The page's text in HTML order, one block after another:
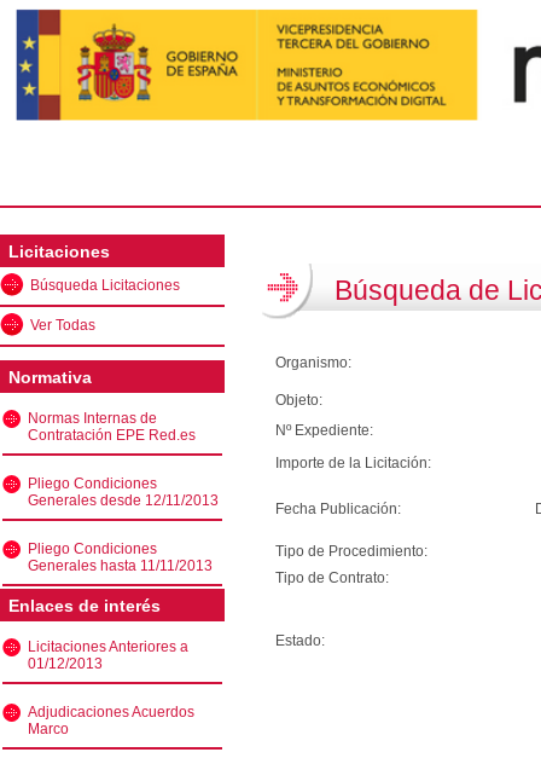
Licitaciones
Búsqueda Licitaciones
Ver Todas
Normativa
Normas Internas de
Contratación EPE Red.es
Pliego Condiciones
Generales desde 12/11/2013
Pliego Condiciones
Generales hasta 11/11/2013
Enlaces de interés
Licitaciones Anteriores a
01/12/2013
Adjudicaciones Acuerdos
Marco
Búsqueda de
Organismo:
Objeto:
Nº Expediente:
Importe de la Licitación:
Fecha Publicación:
Tipo de Procedimiento:
Tipo de Contrato:
Estado: